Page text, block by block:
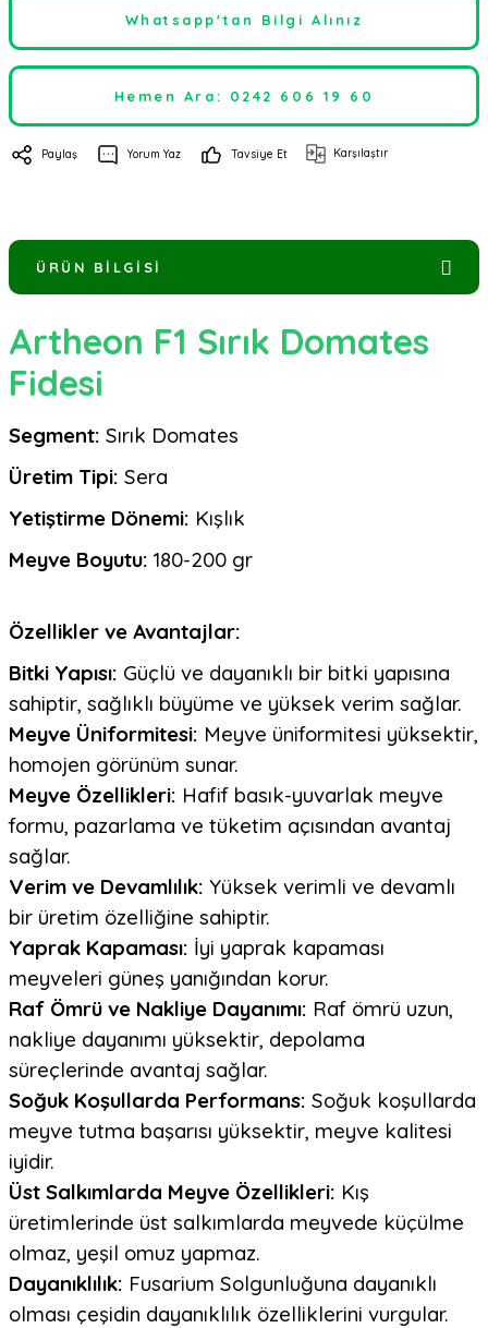
Whatsapp'tan Bilgi Alınız
Hemen Ara: 0242 606 19 60
Paylaş Yorum Yaz Tavsiye Et Karşılaştır
ÜRÜN BILGISI
Artheon F1 Sırık Domates
Fidesi
Segment: Sırık Domates
Üretim Tipi: Sera
Yetiştirme Dönemi: Kışlık
Meyve Boyutu: 180-200 gr
Özellikler ve Avantajlar:
Bitki Yapısı: Güçlü ve dayanıklı bir bitki yapısına
sahiptir, sağlıklı büyüme ve yüksek verim sağlar.
Meyve Üniformitesi: Meyve üniformitesi yüksektir,
homojen görünüm sunar.
Meyve Özellikleri: Hafif basık-yuvarlak meyve
formu, pazarlama ve tüketim açısından avantaj
sağlar.
Verim ve Devamlılık: Yüksek verimli ve devamlı
bir üretim özelliğine sahiptir.
Yaprak Kapaması: İyi yaprak kapaması
meyveleri güneş yanığından korur.
Raf Ömrü ve Nakliye Dayanımı: Raf ömrü uzun,
nakliye dayanımı yüksektir, depolama
süreçlerinde avantaj sağlar.
Soğuk Koşullarda Performans: Soğuk koşullarda
meyve tutma başarısı yüksektir, meyve kalitesi
iyidir.
Üst Salkımlarda Meyve Özellikleri: Kış
üretimlerinde üst salkımlarda meyvede küçülme
olmaz, yeşil omuz yapmaz.
Dayanıklılık: Fusarium Solgunluğuna dayanıklı
olması çeşidin dayanıklılık özelliklerini vurgular.